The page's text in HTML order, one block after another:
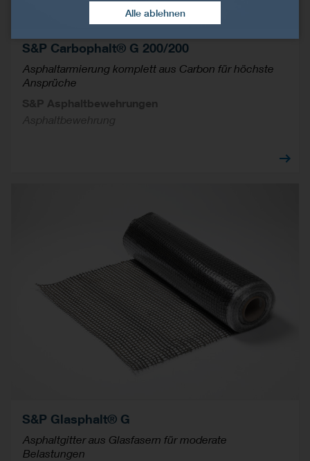
S&P Carbophalt® G 200/200
Asphaltarmierung komplett aus Carbon für höchste
Ansprüche
S&P Asphaltbewehrungen
Asphaltbewehrung
S&P Glasphalt® G
Asphaltgitter aus Glasfasern für moderate
Belastungen
Alle ablehnen